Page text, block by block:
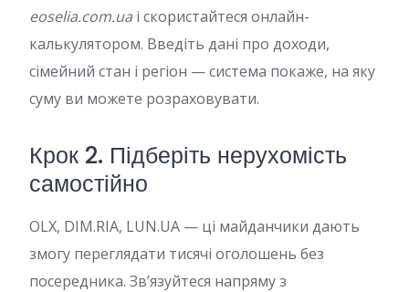
eoselia.com.ua і скористайтеся онлайн-
калькулятором. Введіть дані про доходи,
сімейний стан і регіон — система покаже, на яку
суму ви можете розраховувати.
Крок 2. Підберіть нерухомість
самостійно
OLX, DIM.RIA, LUN.UA — ці майданчики дають
змогу переглядати тисячі оголошень без
посередника. Зв’язуйтеся напряму з